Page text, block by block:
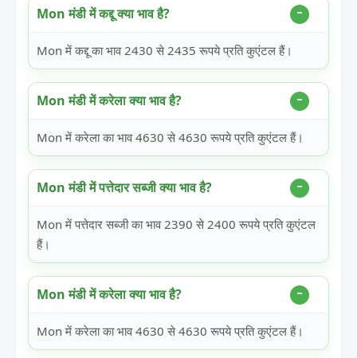
Mon मंडी में कद्दू क्या भाव है?
Mon में कद्दू का भाव 2430 से 2435 रूपये प्रति कुएंटल हैं।
Mon मंडी में करेला क्या भाव है?
Mon में करेला का भाव 4630 से 4630 रूपये प्रति कुएंटल हैं।
Mon मंडी में पत्तेदार सब्जी क्या भाव है?
Mon में पत्तेदार सब्जी का भाव 2390 से 2400 रूपये प्रति कुएंटल
हैं।
Mon मंडी में करेला क्या भाव है?
Mon में करेला का भाव 4630 से 4630 रूपये प्रति कुएंटल हैं।